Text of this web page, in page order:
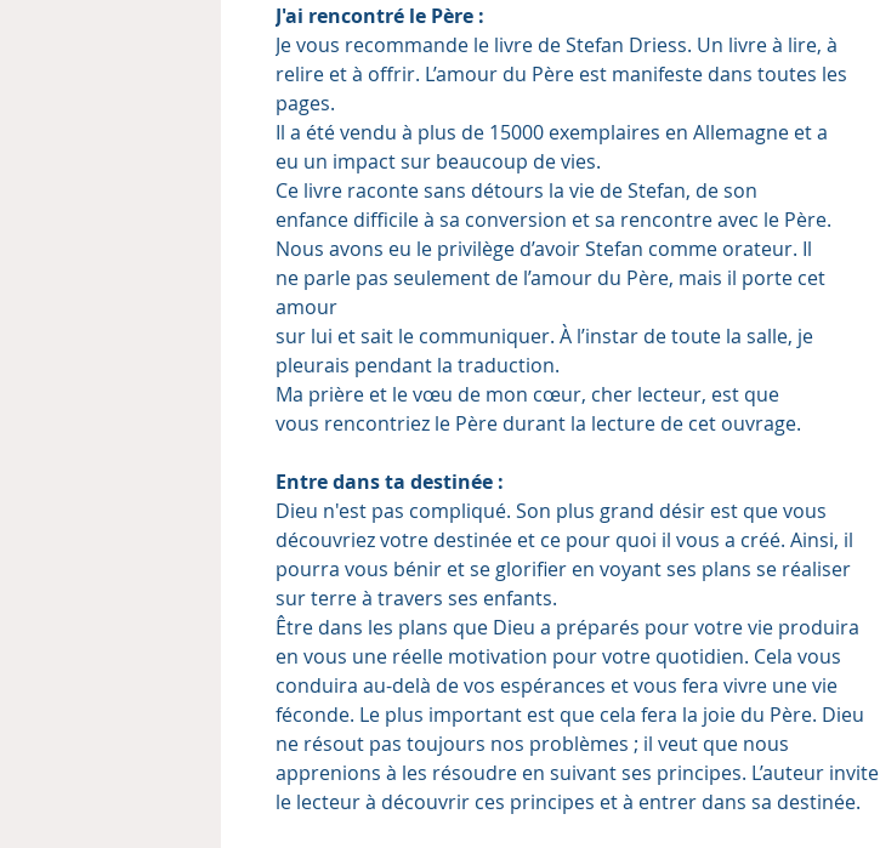
J'ai rencontré le Père :
Je vous recommande le livre de Stefan Driess. Un livre à lire, à
relire et à offrir. L’amour du Père est manifeste dans toutes les
pages.
Il a été vendu à plus de 15000 exemplaires en Allemagne et a
eu un impact sur beaucoup de vies.
Ce livre raconte sans détours la vie de Stefan, de son
enfance difficile à sa conversion et sa rencontre avec le Père.
Nous avons eu le privilège d’avoir Stefan comme orateur. Il
ne parle pas seulement de l’amour du Père, mais il porte cet
amour
sur lui et sait le communiquer. À l’instar de toute la salle, je
pleurais pendant la traduction.
Ma prière et le vœu de mon cœur, cher lecteur, est que
vous rencontriez le Père durant la lecture de cet ouvrage.
Entre dans ta destinée :
Dieu n'est pas compliqué. Son plus grand désir est que vous
découvriez votre destinée et ce pour quoi il vous a créé. Ainsi, il
pourra vous bénir et se glorifier en voyant ses plans se réaliser
sur terre à travers ses enfants.
Être dans les plans que Dieu a préparés pour votre vie produira
en vous une réelle motivation pour votre quotidien. Cela vous
conduira au-delà de vos espérances et vous fera vivre une vie
féconde. Le plus important est que cela fera la joie du Père. Dieu
ne résout pas toujours nos problèmes ; il veut que nous
apprenions à les résoudre en suivant ses principes. L’auteur invite
le lecteur à découvrir ces principes et à entrer dans sa destinée.